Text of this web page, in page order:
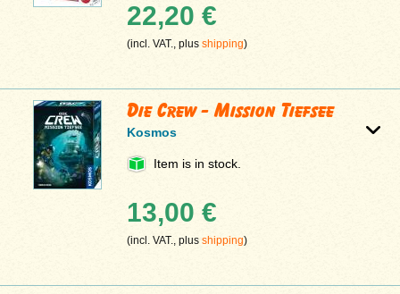
22,20 €
(incl. VAT., plusshipping)
Die Crew - Mission Tiefsee
Kosmos
Item is in stock.
13,00 €
(incl. VAT., plusshipping)